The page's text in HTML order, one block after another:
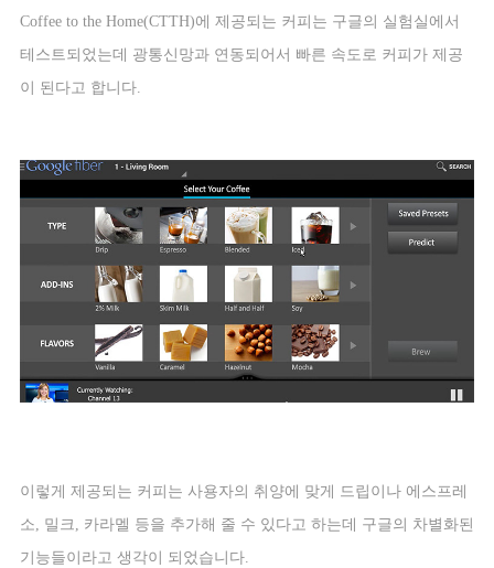
Coffee to the Home(CTTH)에 제공되는 커피는 구글의 실험실에서
테스트되었는데 광통신망과 연동되어서 빠른 속도로 커피가 제공
이 된다고 합니다
이렇게 제공되는 커피는 사용자의 취양에 맞게 드립이나 에스프레
소, 밀크, 카라멜 등을 추가해 줄 수 있다고 하는데 구글의 차별화된
기능들이라고 생각이 되었습니다.